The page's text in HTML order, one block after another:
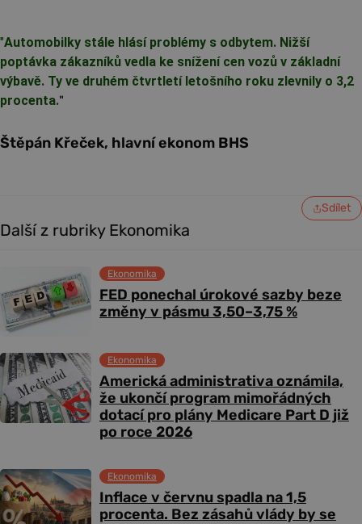
"Automobilky stále hlásí problémy s odbytem. Nižší
poptávka zákazníků vedla ke snížení cen vozů v základní
výbavě. Ty ve druhém čtvrtletí letošního roku zlevnily o 3,2
procenta."
Štěpán Křeček, hlavní ekonom BHS
Sdílet
Další z rubriky Ekonomika
FED ponechal úrokové sazby beze
změny v pásmu 3,50–3,75 %
Ekonomika
Americká administrativa oznámila,
že ukončí program mimořádných
dotací pro plány Medicare Part D již
po roce 2026
Ekonomika
Inflace v červnu spadla na 1,5
procenta. Bez zásahů vlády by se
Ekonomika